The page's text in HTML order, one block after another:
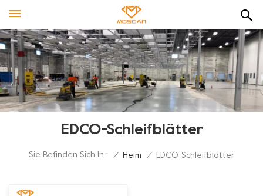
EDCO-Schleifblätter
Sie Befinden Sich In : / Heim / EDCO-Schleifblätter